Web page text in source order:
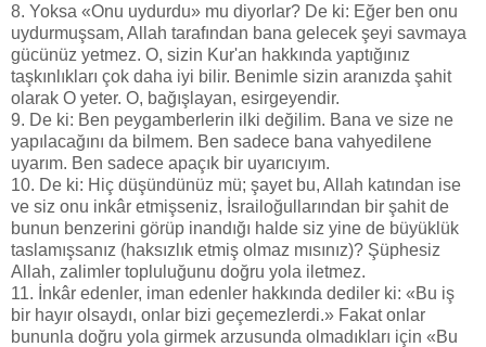
8. Yoksa «Onu uydurdu» mu diyorlar? De ki: Eğer ben onu
uydurmuşsam, Allah tarafından bana gelecek şeyi savmaya
gücünüz yetmez. O, sizin Kur'an hakkında yaptığınız
taşkınlıkları çok daha iyi bilir. Benimle sizin aranızda şahit
olarak O yeter. O, bağışlayan, esirgeyendir.
9. De ki: Ben peygamberlerin ilki değilim. Bana ve size ne
yapılacağını da bilmem. Ben sadece bana vahyedilene
uyarım. Ben sadece apaçık bir uyarıcıyım.
10. De ki: Hiç düşündünüz mü; şayet bu, Allah katından ise
ve siz onu inkâr etmişseniz, İsrailoğullarından bir şahit de
bunun benzerini görüp inandığı halde siz yine de büyüklük
taslamışsanız (haksızlık etmiş olmaz mısınız)? Şüphesiz
Allah, zalimler topluluğunu doğru yola iletmez.
11. İnkâr edenler, iman edenler hakkında dediler ki: «Bu iş
bir hayır olsaydı, onlar bizi geçemezlerdi.» Fakat onlar
bununla doğru yola girmek arzusunda olmadıkları için «Bu